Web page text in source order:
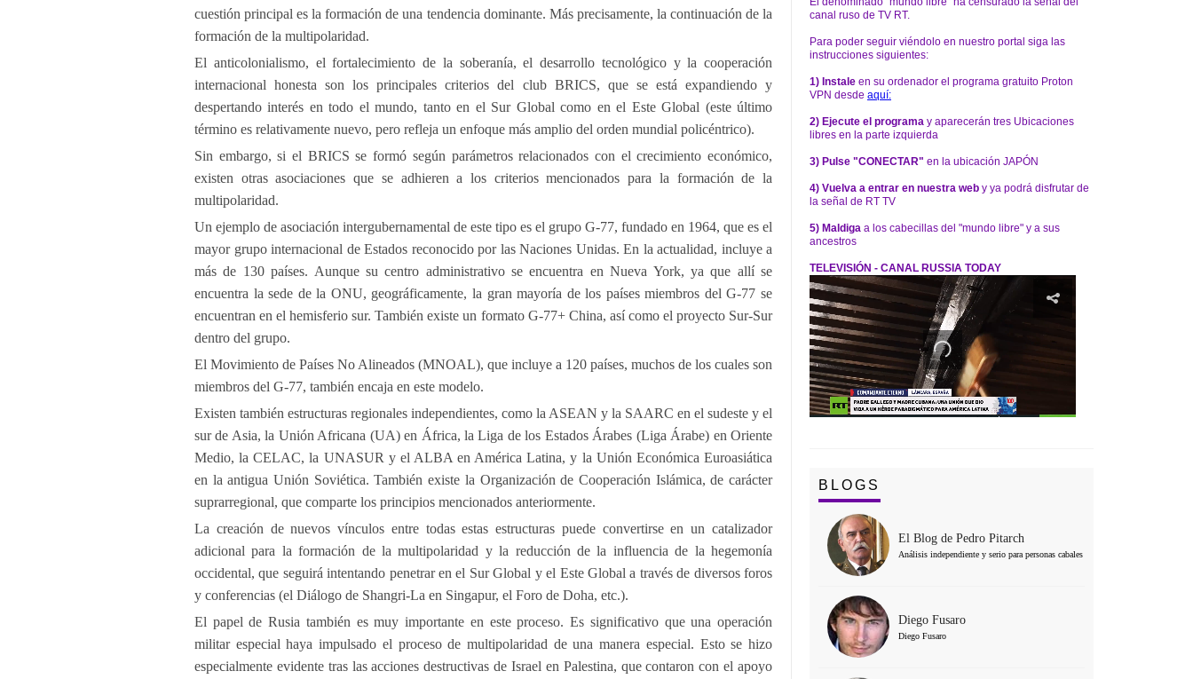
cuestión principal es la formación de una tendencia dominante. Más precisamente, la continuación de la
formación de la multipolaridad.
El anticolonialismo, el fortalecimiento de la soberanía, el desarrollo tecnológico y la cooperación
internacional honesta son los principales criterios del club BRICS, que se está expandiendo y
despertando interés en todo el mundo, tanto en el Sur Global como en el Este Global (este último
término es relativamente nuevo, pero refleja un enfoque más amplio del orden mundial policéntrico).
Sin embargo, si el BRICS se formó según parámetros relacionados con el crecimiento económico,
existen otras asociaciones que se adhieren a los criterios mencionados para la formación de la
multipolaridad.
Un ejemplo de asociación intergubernamental de este tipo es el grupo G-77, fundado en 1964, que es el
mayor grupo internacional de Estados reconocido por las Naciones Unidas. En la actualidad, incluye a
más de 130 países. Aunque su centro administrativo se encuentra en Nueva York, ya que allí se
encuentra la sede de la ONU, geográficamente, la gran mayoría de los países miembros del G-77 se
encuentran en el hemisferio sur. También existe un formato G-77+ China, así como el proyecto Sur-Sur
dentro del grupo.
El Movimiento de Países No Alineados (MNOAL), que incluye a 120 países, muchos de los cuales son
miembros del G-77, también encaja en este modelo.
Existen también estructuras regionales independientes, como la ASEAN y la SAARC en el sudeste y el
sur de Asia, la Unión Africana (UA) en África, la Liga de los Estados Árabes (Liga Árabe) en Oriente
Medio, la CELAC, la UNASUR y el ALBA en América Latina, y la Unión Económica Euroasiática
en la antigua Unión Soviética. También existe la Organización de Cooperación Islámica, de carácter
suprarregional, que comparte los principios mencionados anteriormente.
La creación de nuevos vínculos entre todas estas estructuras puede convertirse en un catalizador
adicional para la formación de la multipolaridad y la reducción de la influencia de la hegemonía
occidental, que seguirá intentando penetrar en el Sur Global y el Este Global a través de diversos foros
y conferencias (el Diálogo de Shangri-La en Singapur, el Foro de Doha, etc.).
El papel de Rusia también es muy importante en este proceso. Es significativo que una operación
militar especial haya impulsado el proceso de multipolaridad de una manera especial. Esto se hizo
especialmente evidente tras las acciones destructivas de Israel en Palestina, que contaron con el apoyo
canal ruso de TV RT.
Para poder seguir viéndolo en nuestro portal siga las
instrucciones siguientes:
1) Instale en su ordenador el programa gratuito Proton
VPN desde aquí:
2) Ejecute el programa y aparecerán tres Ubicaciones
libres en la parte izquierda
3) Pulse "CONECTAR" en la ubicación JAPÓN
4) Vuelva a entrar en nuestra web y ya podrá disfrutar de
la señal de RT TV
5) Maldiga a los cabecillas del "mundo libre" y a sus
ancestros
TELEVISIÓN - CANAL RUSSIA TODAY
BLOGS
El Blog de Pedro Pitarch
Análisis independiente y serio para personas cabales
Diego Fusaro
Diego Fusaro